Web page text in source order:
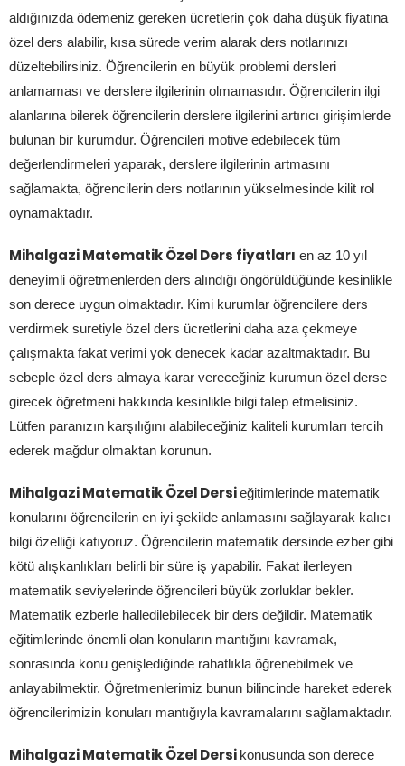
aldığınızda ödemeniz gereken ücretlerin çok daha düşük fiyatına
özel ders alabilir, kısa sürede verim alarak ders notlarınızı
düzeltebilirsiniz. Öğrencilerin en büyük problemi dersleri
anlamaması ve derslere ilgilerinin olmamasıdır. Öğrencilerin ilgi
alanlarına bilerek öğrencilerin derslere ilgilerini artırıcı girişimlerde
bulunan bir kurumdur. Öğrencileri motive edebilecek tüm
değerlendirmeleri yaparak, derslere ilgilerinin artmasını
sağlamakta, öğrencilerin ders notlarının yükselmesinde kilit rol
oynamaktadır.
Mihalgazi Matematik Özel Ders fiyatları en az 10 yıl
deneyimli öğretmenlerden ders alındığı öngörüldüğünde kesinlikle
son derece uygun olmaktadır. Kimi kurumlar öğrencilere ders
verdirmek suretiyle özel ders ücretlerini daha aza çekmeye
çalışmakta fakat verimi yok denecek kadar azaltmaktadır. Bu
sebeple özel ders almaya karar vereceğiniz kurumun özel derse
girecek öğretmeni hakkında kesinlikle bilgi talep etmelisiniz.
Lütfen paranızın karşılığını alabileceğiniz kaliteli kurumları tercih
ederek mağdur olmaktan korunun.
Mihalgazi Matematik Özel Dersieğitimlerinde matematik
konularını öğrencilerin en iyi şekilde anlamasını sağlayarak kalıcı
bilgi özelliği katıyoruz. Öğrencilerin matematik dersinde ezber gibi
kötü alışkanlıkları belirli bir süre iş yapabilir. Fakat ilerleyen
matematik seviyelerinde öğrencileri büyük zorluklar bekler.
Matematik ezberle halledilebilecek bir ders değildir. Matematik
eğitimlerinde önemli olan konuların mantığını kavramak,
sonrasında konu genişlediğinde rahatlıkla öğrenebilmek ve
anlayabilmektir. Öğretmenlerimiz bunun bilincinde hareket ederek
öğrencilerimizin konuları mantığıyla kavramalarını sağlamaktadır.
Mihalgazi Matematik Özel Dersi konusunda son derece